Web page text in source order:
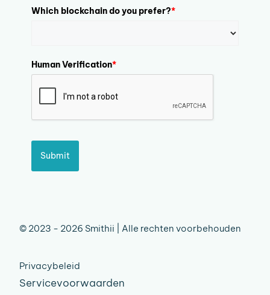
Which blockchain do you prefer?*
Human Verification*
Submit
© 2023 - 2026 Smithii | Alle rechten voorbehouden
Privacybeleid
Servicevoorwaarden